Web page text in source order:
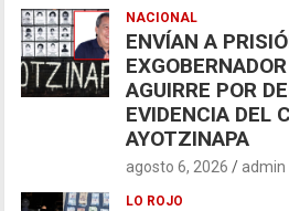
NACIONAL
ENVÍAN A
AGUIRRE POR
EVIDENCIA DEL
AYOTZINAPA
agosto 6, 2026 admin
LO ROJO